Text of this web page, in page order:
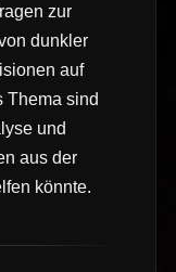
zur
dunkler
auf
Thema sind
und
aus der
könnte.